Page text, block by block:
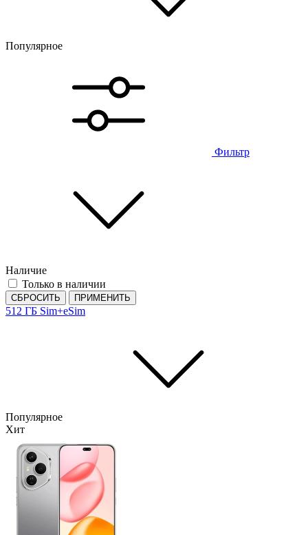
Популярное
Фильтр
Наличие
Только в наличии
СБРОСИТЬ ПРИМЕНИТЬ
512 ГБ Sim+eSim
Популярное
Хит